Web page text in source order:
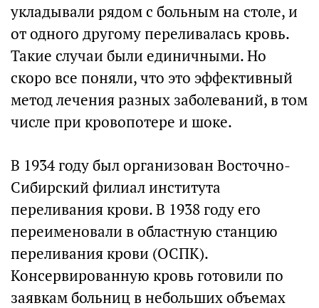
укладывали рядом с больным на столе, и
от одного другому переливалась кровь.
Такие случаи были единичными. Но
скоро все поняли, что это эффективный
метод лечения разных заболеваний, в том
числе при кровопотере и шоке.
В 1934 году был организован Восточно-
Сибирский филиал института
переливания крови. В 1938 году его
переименовали в областную станцию
переливания крови (ОСПК).
Консервированную кровь готовили по
заявкам больниц в небольших объемах